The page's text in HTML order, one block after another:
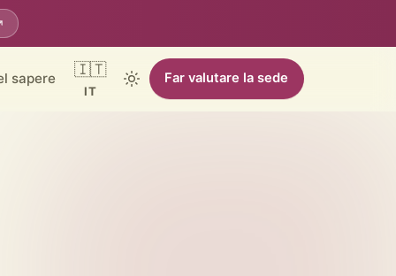
sapere 🇮🇹
IT
Far valutare la sede